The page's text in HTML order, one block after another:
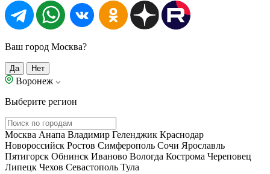
Ваш город Москва?
Да Нет
Воронеж
Выберите регион
Москва Анапа Владимир Геленджик Краснодар
Новороссийск Ростов Симферополь Сочи Ярославль
Пятигорск Обнинск Иваново Вологда Кострома Череповец
Липецк Чехов Севастополь Тула